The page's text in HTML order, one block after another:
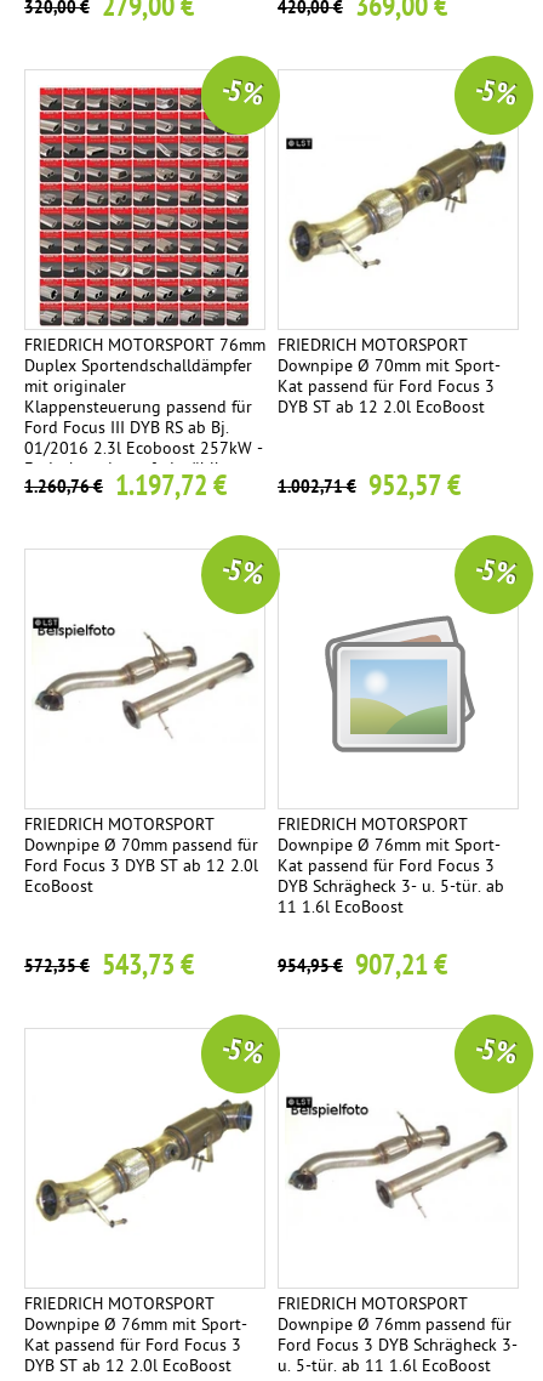
320,00 € 279,00 € 420,00 € 369,00 €
FRIEDRICH MOTORSPORT 76mm
Duplex Sportendschalldämpfer
mit originaler
Klappensteuerung passend für
Ford Focus III DYB RS ab Bj.
01/2016 2.3l Ecoboost 257kW -
Endrohrvariante frei wählbar
1.260,76 € 1.197,72 €
-5 %
FRIEDRICH MOTORSPORT
Downpipe Ø 70mm mit Sport-
Kat passend für Ford Focus 3
DYB ST ab 12 2.0l EcoBoost
1.002,71 € 952,57 €
-5 %
FRIEDRICH MOTORSPORT
Downpipe Ø 70mm passend für
Ford Focus 3 DYB ST ab 12 2.0l
EcoBoost
572,35 € 543,73 €
-5 %
FRIEDRICH MOTORSPORT
Downpipe Ø 76mm mit Sport-
Kat passend für Ford Focus 3
DYB Schrägheck 3- u. 5-tür. ab
11 1.6l EcoBoost
954,95 € 907,21 €
-5 %
FRIEDRICH MOTORSPORT
Downpipe Ø 76mm mit Sport-
Kat passend für Ford Focus 3
DYB ST ab 12 2.0l EcoBoost
-5 %
FRIEDRICH MOTORSPORT
Downpipe Ø 76mm passend für
Ford Focus 3 DYB Schrägheck 3-
u. 5-tür. ab 11 1.6l EcoBoost
-5 %